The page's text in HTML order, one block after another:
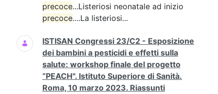
precoce...Listeriosi neonatale ad inizio
precoce....La listeriosi...
ISTISAN Congressi 23/C2 - Esposizione
dei bambini a pesticidi e effetti sulla
salute: workshop finale del progetto
“PEACH". Istituto Superiore di Sanità.
Roma, 10 marzo 2023. Riassunti